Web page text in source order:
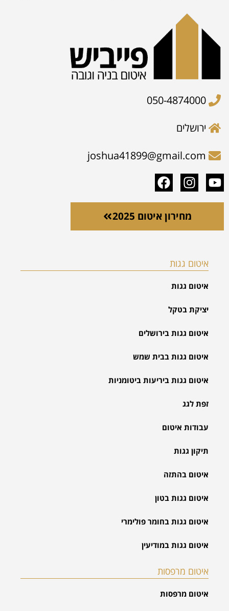
050-4874000
ירושלים
joshua41899@gmail.com
מחירון איטום 2025
איטום גגות
איטום גגות
יציקת בטקל
איטום גגות בירושלים
איטום גגות בבית שמש
איטום גגות ביריעות ביטומניות
זפת לגג
עבודות איטום
תיקון גגות
איטום בהתזה
איטום גגות בטון
איטום גגות בחומר פולימרי
איטום גגות במודיעין
איטום מרפסות
איטום מרפסות